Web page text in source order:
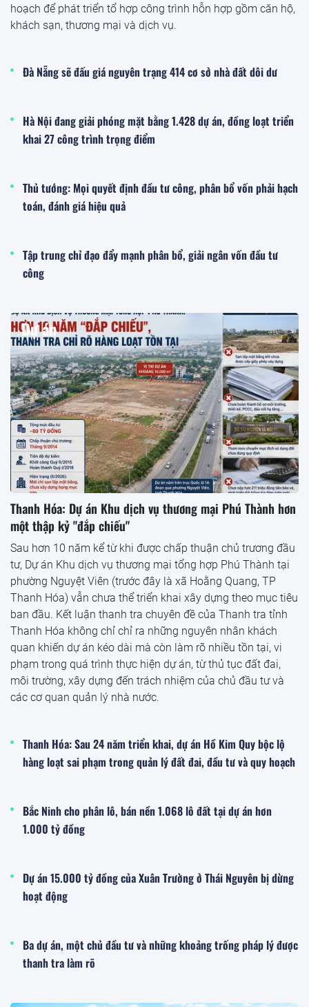
hoạch để phát triển tổ hợp công trình hỗn hợp gồm căn hộ,
khách sạn, thương mại và dịch vụ.
Đà Nẵng sẽ đấu giá nguyên trạng 414 cơ sở nhà đất dôi dư
Hà Nội đang giải phóng mặt bằng 1.428 dự án, đồng loạt triển
khai 27 công trình trọng điểm
Thủ tướng: Mọi quyết định đầu tư công, phân bổ vốn phải hạch
toán, đánh giá hiệu quả
Tập trung chỉ đạo đẩy mạnh phân bổ, giải ngân vốn đầu tư
công
Dự án
Thanh Hóa: Dự án Khu dịch vụ thương mại Phú Thành hơn
một thập kỷ "đắp chiếu"
Sau hơn 10 năm kể từ khi được chấp thuận chủ trương đầu
tư, Dự án Khu dịch vụ thương mại tổng hợp Phú Thành tại
phường Nguyệt Viên (trước đây là xã Hoằng Quang, TP
Thanh Hóa) vẫn chưa thể triển khai xây dựng theo mục tiêu
ban đầu. Kết luận thanh tra chuyên đề của Thanh tra tỉnh
Thanh Hóa không chỉ chỉ ra những nguyên nhân khách
quan khiến dự án kéo dài mà còn làm rõ nhiều tồn tại, vi
phạm trong quá trình thực hiện dự án, từ thủ tục đất đai,
môi trường, xây dựng đến trách nhiệm của chủ đầu tư và
các cơ quan quản lý nhà nước.
Thanh Hóa: Sau 24 năm triển khai, dự án Hồ Kim Quy bộc lộ
hàng loạt sai phạm trong quản lý đất đai, đầu tư và quy hoạch
Bắc Ninh cho phân lô, bán nền 1.068 lô đất tại dự án hơn
1.000 tỷ đồng
Dự án 15.000 tỷ đồng của Xuân Trường ở Thái Nguyên bị dừng
hoạt động
Ba dự án, một chủ đầu tư và những khoảng trống pháp lý được
thanh tra làm rõ